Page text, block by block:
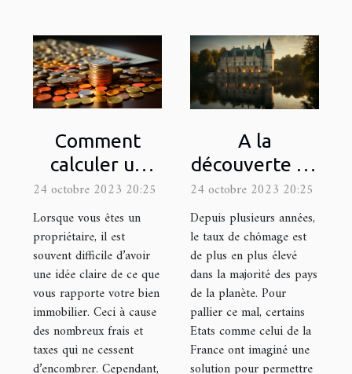
Comment
calculer un
rendement
locatif ?
24 octobre 2023 20:25
Lorsque vous êtes un
propriétaire, il est
souvent difficile d’avoir
une idée claire de ce que
vous rapporte votre bien
immobilier. Ceci à cause
des nombreux frais et
taxes qui ne cessent
d’encombrer. Cependant,
A la
découverte du
site
loiretcher.com
24 octobre 2023 20:25
Depuis plusieurs années,
le taux de chômage est
de plus en plus élevé
dans la majorité des pays
de la planète. Pour
pallier ce mal, certains
Etats comme celui de la
France ont imaginé une
solution pour permettre